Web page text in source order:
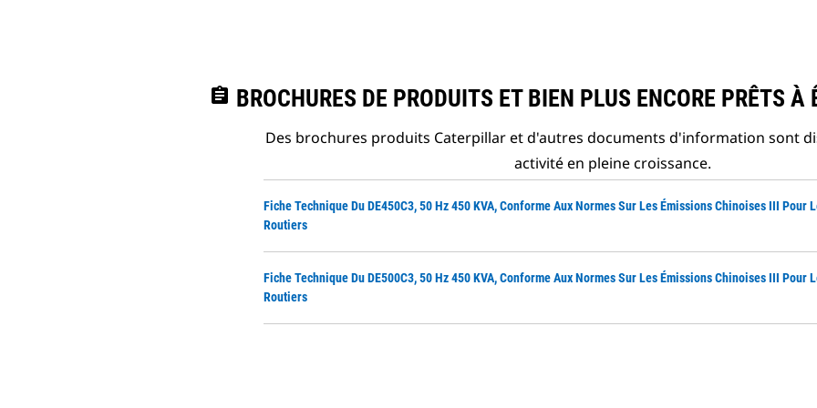
assignment BROCHURES DE PRODUITS ET BIEN PLUS ENCORE PRÊTS À
Des brochures produits Caterpillar et d'autres documents d'information sont
activité en pleine croissance.
Fiche Technique Du DE450C3, 50 Hz 450 KVA, Conforme Aux Normes Sur Les Émissions Chinoises III Pour
Routiers
Fiche Technique Du DE500C3, 50 Hz 450 KVA, Conforme Aux Normes Sur Les Émissions Chinoises III Pour
Routiers